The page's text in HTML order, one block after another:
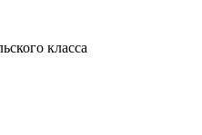
класса